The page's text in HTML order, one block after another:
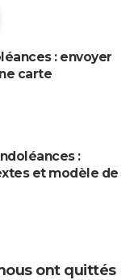
: envoyer
carte
:
et modèle de
ont quittés